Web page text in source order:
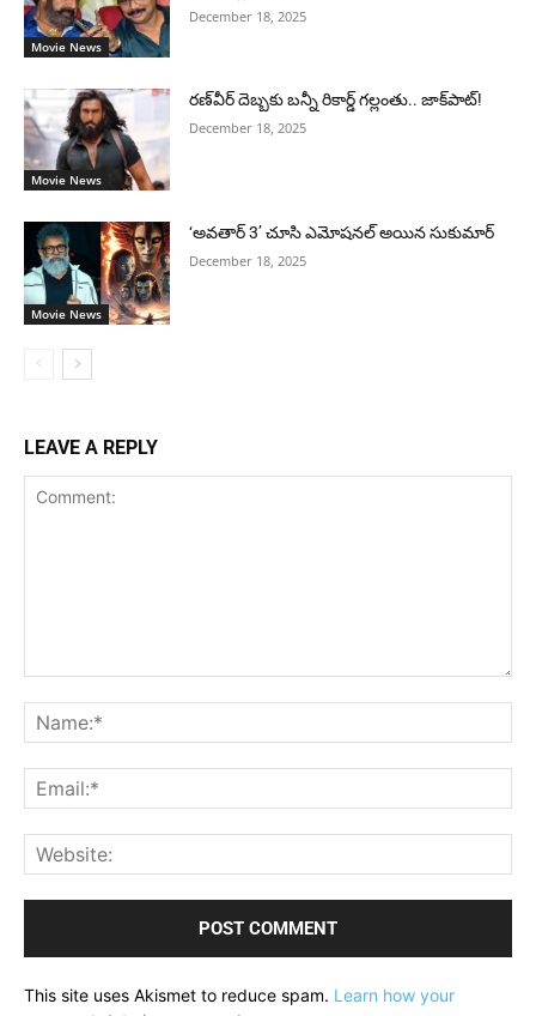
Movie News
December 18, 2025
Movie News
రణ్‌వీర్ దెబ్బకు బన్నీ రికార్డ్ గల్లంతు.. జాక్‌పాట్!
December 18, 2025
Movie News
‘అవతార్ 3’ చూసి ఎమోషనల్ అయిన సుకుమార్
December 18, 2025
LEAVE A REPLY
This site uses Akismet to reduce spam. Learn how your